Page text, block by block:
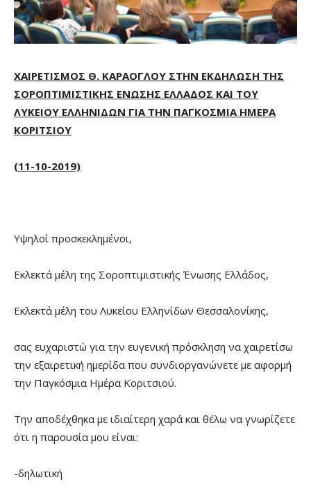
ΧΑΙΡΕΤΙΣΜΟΣ Θ. ΚΑΡΑΟΓΛΟΥ ΣΤΗΝ ΕΚΔΗΛΩΣΗ ΤΗΣ
ΣΟΡΟΠΤΙΜΙΣΤΙΚΗΣ ΕΝΩΣΗΣ ΕΛΛΑΔΟΣ ΚΑΙ ΤΟΥ
ΛΥΚΕΙΟΥ ΕΛΛΗΝΙΔΩΝ ΓΙΑ ΤΗΝ ΠΑΓΚΟΣΜΙΑ ΗΜΕΡΑ
ΚΟΡΙΤΣΙΟΥ
(11-10-2019)
Υψηλοί προσκεκλημένοι,
Εκλεκτά μέλη της Σοροπτιμιστικής Ένωσης Ελλάδος,
Εκλεκτά μέλη του Λυκείου Ελληνίδων Θεσσαλονίκης,
σας ευχαριστώ για την ευγενική πρόσκληση να χαιρετίσω
την εξαιρετική ημερίδα που συνδιοργανώνετε με αφορμή
την Παγκόσμια Ημέρα Κοριτσιού.
Την αποδέχθηκα με ιδιαίτερη χαρά και θέλω να γνωρίζετε
ότι η παρουσία μου είναι:
-δηλωτική